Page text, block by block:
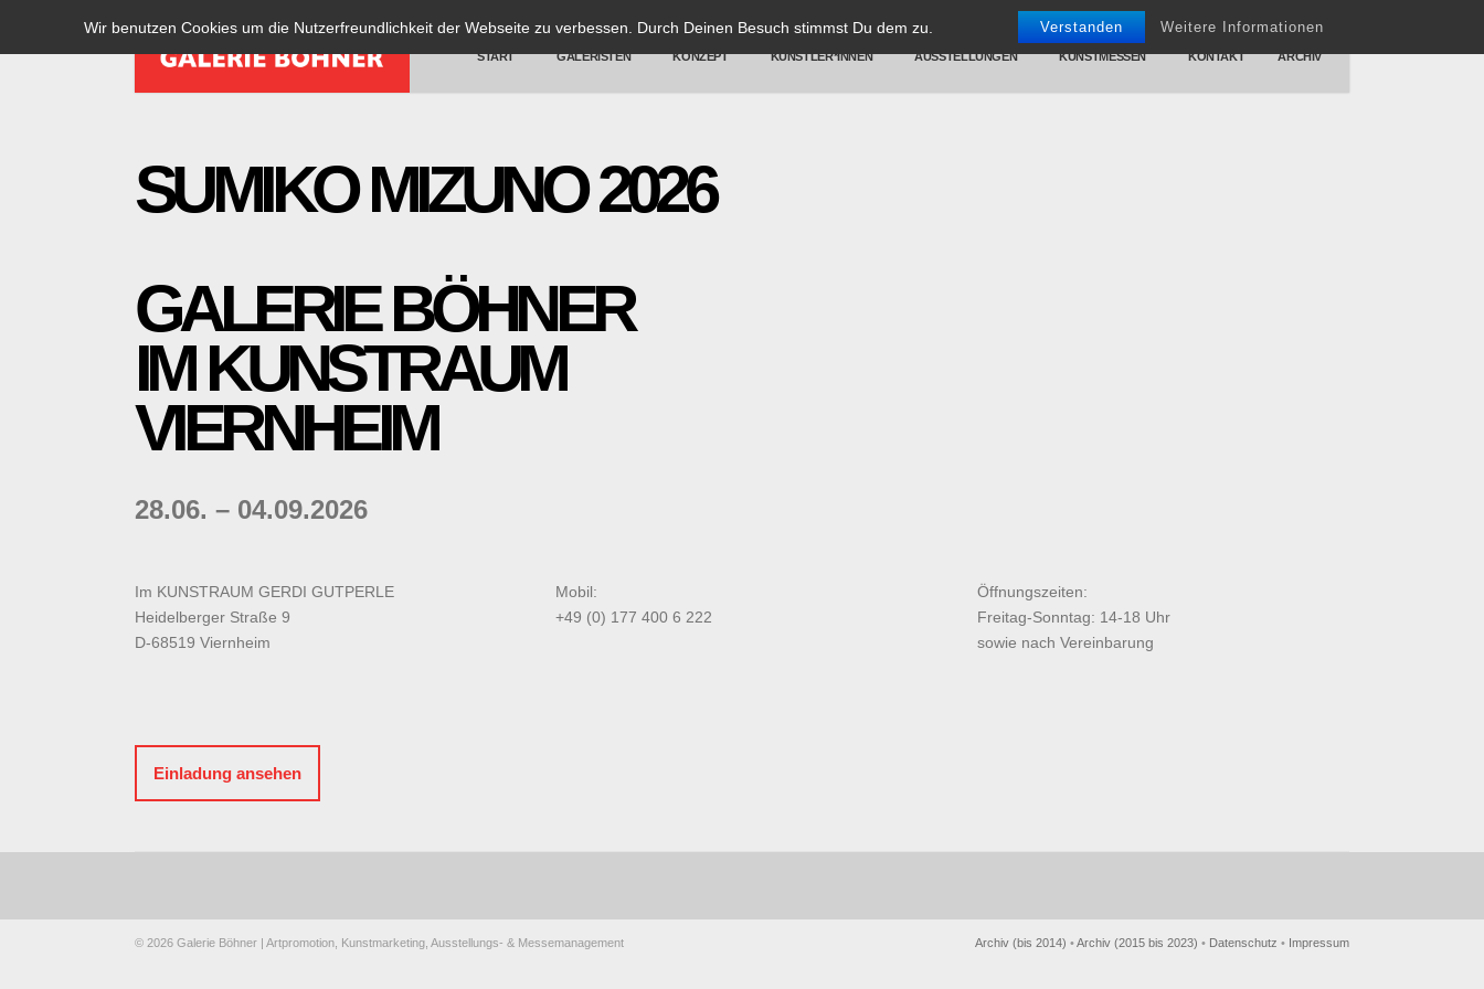
Wir benutzen Cookies um die Nutzerfreundlichkeit der Webseite zu verbessen. Durch Deinen Besuch stimmst Du dem zu. Verstanden Weitere Informationen
START GALERISTEN KONZEPT KÜNSTLER*INNEN AUSSTELLUNGEN KUNSTMESSEN KONTAKT ARCHIV
SUMIKO MIZUNO 2026
GALERIE BÖHNER
IM KUNSTRAUM
VIERNHEIM
28.06. – 04.09.2026
Im KUNSTRAUM GERDI GUTPERLE
Heidelberger Straße 9
D-68519 Viernheim
Mobil:
+49 (0) 177 400 6 222
Öffnungszeiten:
Freitag-Sonntag: 14-18 Uhr
sowie nach Vereinbarung
Einladung ansehen
© 2026 Galerie Böhner | Artpromotion, Kunstmarketing, Ausstellungs- & Messemanagement Archiv (bis 2014) •Archiv (2015 bis 2023) • Datenschutz • Impressum